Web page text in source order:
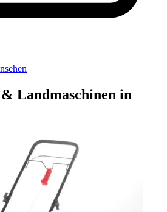
Landmaschinen in